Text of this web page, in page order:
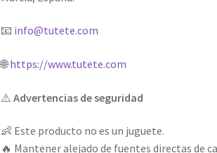
📧 info@tutete.com
🌐https://www.tutete.com
⚠️Advertencias de seguridad
👶 Este producto no es un juguete.
🔥 Mantener alejado de fuentes directas de